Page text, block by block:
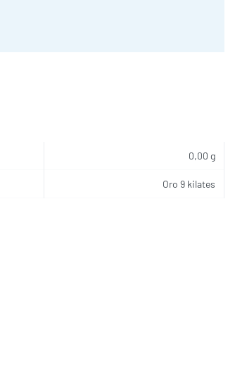
0,00 g
Oro 9 kilates